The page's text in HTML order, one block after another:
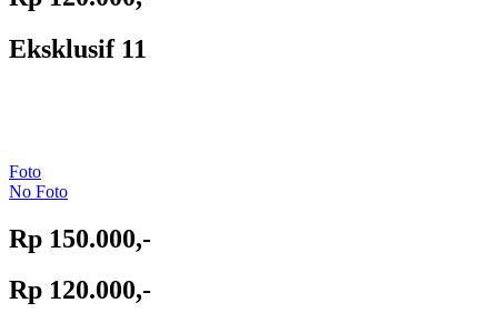
Eksklusif 11
Foto
No Foto
Rp 150.000,-
Rp 120.000,-